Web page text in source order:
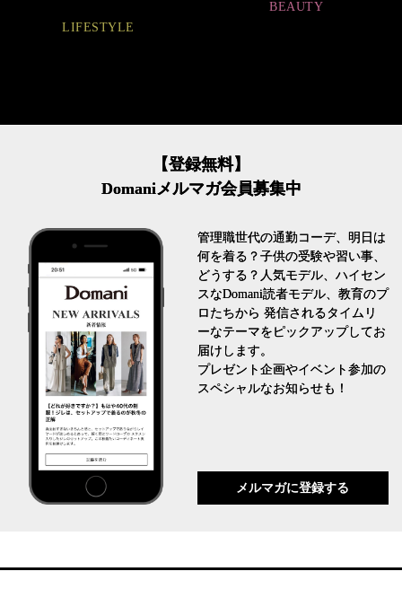
LIFESTYLE
BEAUTY
【登録無料】
Domaniメルマガ会員募集中
管理職世代の通勤コーデ、明日は
何を着る？子供の受験や習い事、
どうする？人気モデル、ハイセン
スなDomani読者モデル、教育のプ
ロたちから 発信されるタイムリ
ーなテーマをピックアップしてお
届けします。
プレゼント企画やイベント参加の
スペシャルなお知らせも！
メルマガに登録する